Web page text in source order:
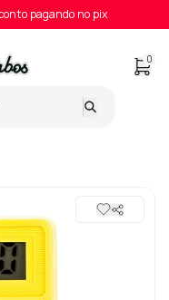
pagando no pix
0